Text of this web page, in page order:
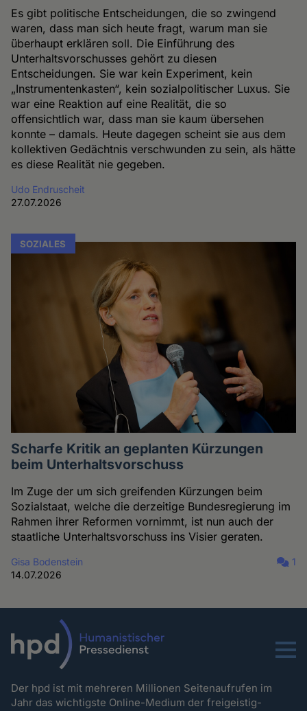
Es gibt politische Entscheidungen, die so zwingend
waren, dass man sich heute fragt, warum man sie
überhaupt erklären soll. Die Einführung des
Unterhaltsvorschusses gehört zu diesen
Entscheidungen. Sie war kein Experiment, kein
„Instrumentenkasten“, kein sozialpolitischer Luxus. Sie
war eine Reaktion auf eine Realität, die so
offensichtlich war, dass man sie kaum übersehen
konnte – damals. Heute dagegen scheint sie aus dem
kollektiven Gedächtnis verschwunden zu sein, als hätte
es diese Realität nie gegeben.
Udo Endruscheit
27.07.2026
SOZIALES
Scharfe Kritik an geplanten Kürzungen
beim Unterhaltsvorschuss
Im Zuge der um sich greifenden Kürzungen beim
Sozialstaat, welche die derzeitige Bundesregierung im
Rahmen ihrer Reformen vornimmt, ist nun auch der
staatliche Unterhaltsvorschuss ins Visier geraten.
Gisa Bodenstein
14.07.2026
1
Menu
Der hpd ist mit mehreren Millionen Seitenaufrufen im
Jahr das wichtigste Online-Medium der freigeistig-